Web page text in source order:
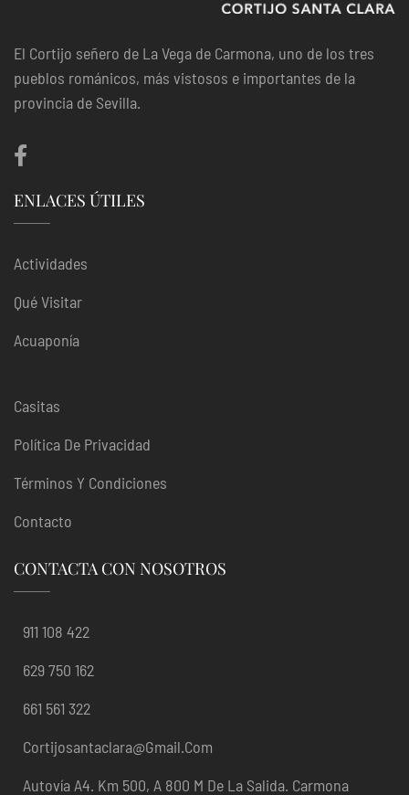
El Cortijo señero de La Vega de Carmona, uno de los tres
pueblos románicos, más vistosos e importantes de la
provincia de Sevilla.
ENLACES ÚTILES
Actividades
Qué Visitar
Acuaponía
Casitas
Política De Privacidad
Términos Y Condiciones
Contacto
CONTACTA CON NOSOTROS
911 108 422
629 750 162
661 561 322
Cortijosantaclara@gmail.com
Autovía A4. Km 500, A 800 M De La Salida. Carmona